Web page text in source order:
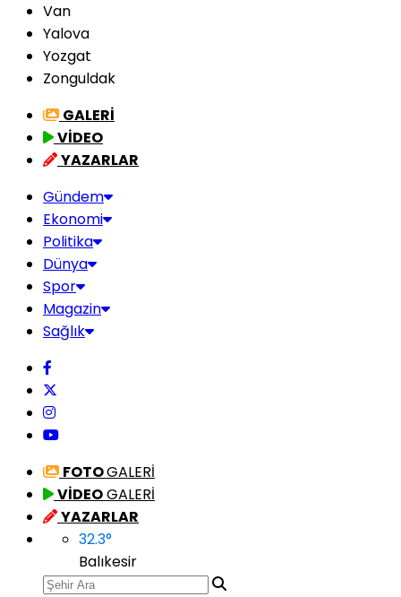
Van
Yalova
Yozgat
Zonguldak
GALERİ
VİDEO
YAZARLAR
Gündem
Ekonomi
Politika
Dünya
Spor
Magazin
Sağlık
FOTOGALERİ
VİDEOGALERİ
YAZARLAR
32.3°
Balıkesir